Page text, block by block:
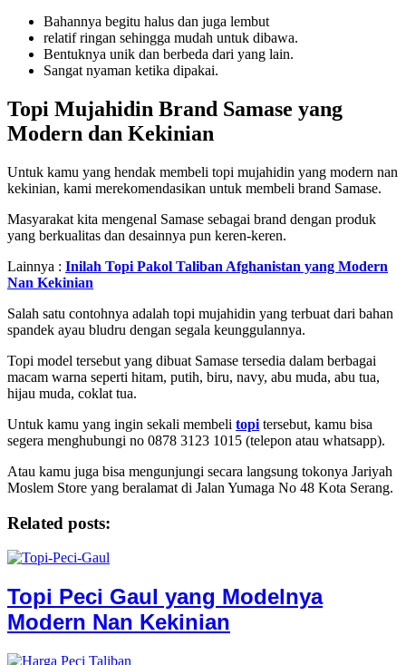
Bahannya begitu halus dan juga lembut
relatif ringan sehingga mudah untuk dibawa.
Bentuknya unik dan berbeda dari yang lain.
Sangat nyaman ketika dipakai.
Topi Mujahidin Brand Samase yang
Modern dan Kekinian
Untuk kamu yang hendak membeli topi mujahidin yang modern nan
kekinian, kami merekomendasikan untuk membeli brand Samase.
Masyarakat kita mengenal Samase sebagai brand dengan produk
yang berkualitas dan desainnya pun keren-keren.
Lainnya : Inilah Topi Pakol Taliban Afghanistan yang Modern
Nan Kekinian
Salah satu contohnya adalah topi mujahidin yang terbuat dari bahan
spandek ayau bludru dengan segala keunggulannya.
Topi model tersebut yang dibuat Samase tersedia dalam berbagai
macam warna seperti hitam, putih, biru, navy, abu muda, abu tua,
hijau muda, coklat tua.
Untuk kamu yang ingin sekali membeli topi tersebut, kamu bisa
segera menghubungi no 0878 3123 1015 (telepon atau whatsapp).
Atau kamu juga bisa mengunjungi secara langsung tokonya Jariyah
Moslem Store yang beralamat di Jalan Yumaga No 48 Kota Serang.
Related posts:
Topi Peci Gaul yang Modelnya
Modern Nan Kekinian